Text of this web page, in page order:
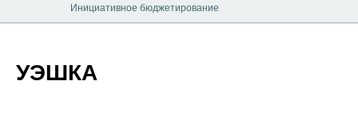
Инициативное бюджетирование
УЭШКА